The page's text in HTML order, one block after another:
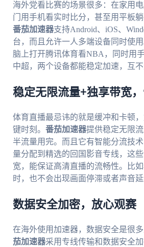
海外党看比赛的场景很多：在家用
门用手机看实时比分，甚至用平板躺
番茄加速器支持Android、iOS、
台，而且允许一人多端设备同时使
脑上打开腾讯体育看NBA，同时用
中超，两个设备都能稳定加速，互不
稳定无限流量+独享带宽
体育直播最忌讳的就是缓冲和卡顿
键时刻。 番茄加速器提供稳定无限
半流量用完。而且它有智能分流技
量分配到精选的回国影音专线，这
宽，能保证高清直播的流畅性。比
时，也不会出现画面停滞或者声音延
数据安全加密，放心观赛
在海外使用加速器，数据安全是很多
茄加速器采用专线传输和数据安全